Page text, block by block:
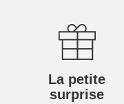
La petite
surprise